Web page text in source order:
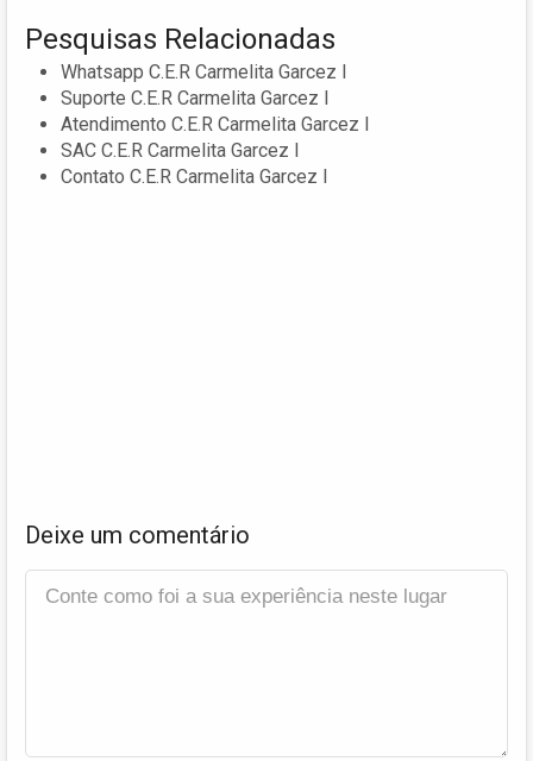
Pesquisas Relacionadas
Whatsapp C.E.R Carmelita Garcez I
Suporte C.E.R Carmelita Garcez I
Atendimento C.E.R Carmelita Garcez I
SAC C.E.R Carmelita Garcez I
Contato C.E.R Carmelita Garcez I
Deixe um comentário